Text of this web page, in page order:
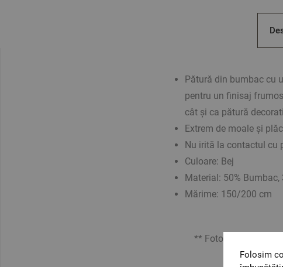
Pătură din bumbac cu
pentru un finisaj
cât și ca pătură
Extrem de moale și
Nu irită la contactul cu
Culoare: Bej
Material: 50% Bumbac,
Mărime: 150/200 cm
** Fotografiile sunt
Folosim